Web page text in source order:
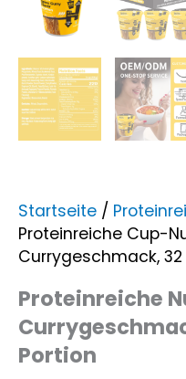
Startseite /
Proteinreiche Cup-
Currygeschmack,
Proteinreiche
Portion